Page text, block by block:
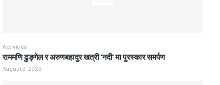
Activities
राममणि ढुङ्गेल र अरुणबहादुर खत्री ‘नदी’ मा पुरस्कार समर्पण
August 3, 2026